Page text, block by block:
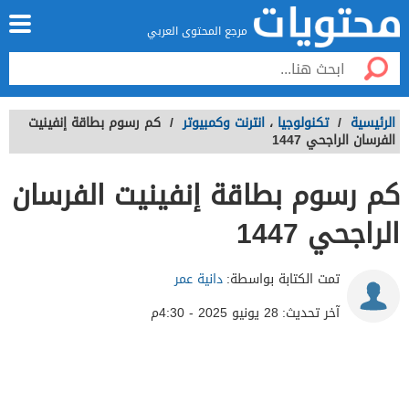
مرجع المحتوى العربي
الرئيسية / تكنولوجيا ، انترنت وكمبيوتر / كم رسوم بطاقة إنفينيت
الفرسان الراجحي 1447
كم رسوم بطاقة إنفينيت الفرسان
الراجحي 1447
تمت الكتابة بواسطة:دانية عمر
آخر تحديث: 28 يونيو 2025 - 4:30م